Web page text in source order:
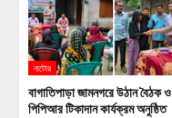
নাটোর
বাগাতিপাড়া জামনগরে উঠান বৈঠক ও
পিপিআর টিকাদান কার্যক্রম অনুষ্ঠিত